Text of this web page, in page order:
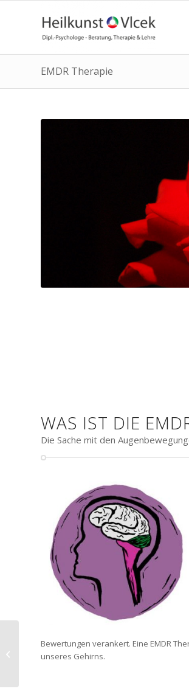
EMDR Therapie
WAS IST DIE
Die Sache mit den
Bewertungen verankert. Eine EMDR
unseres Gehirns.
Traumatherapie